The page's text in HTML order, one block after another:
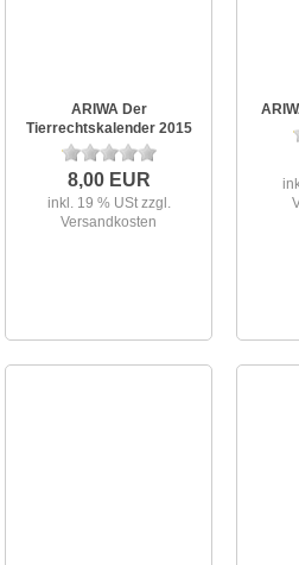
ARIWA Der
Tierrechtskalender 2015
8,00 EUR
inkl. 19 % USt zzgl.
Versandkosten